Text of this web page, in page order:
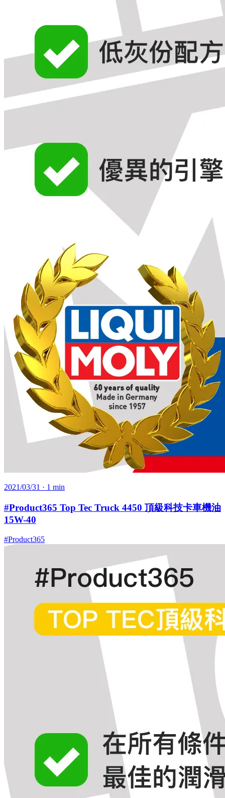
2021/03/31 · 1 min
#Product365 Top Tec Truck 4450 頂級科技卡車機油
15W-40
#Product365